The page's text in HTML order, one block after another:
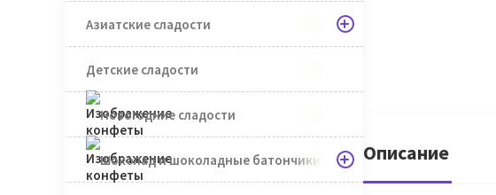
Азиатские сладости
Детские сладости
Новогодние сладости
Шоколад и шоколадные батончики Описание